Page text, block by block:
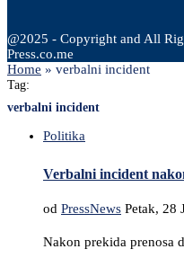
@2025 - Copyright and All
Press.co.me
Home » verbalni incident
Tag:
verbalni incident
Politika
Verbalni incident
od PressNews Petak, 28
Nakon prekida prenosa